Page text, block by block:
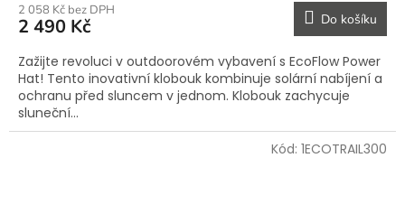
2 058 Kč bez DPH
2 490 Kč Do košíku
Zažijte revoluci v outdoorovém vybavení s EcoFlow Power
Hat! Tento inovativní klobouk kombinuje solární nabíjení a
ochranu před sluncem v jednom. Klobouk zachycuje
sluneční...
Kód: 1ECOTRAIL300